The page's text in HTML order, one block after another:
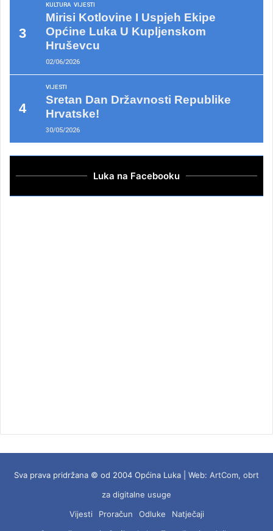
KULTURA VIJESTI
Mirisi Kotlovine I Uspjeh Ekipe
Općine Luka U Kupljenskom
Hruševcu
02/06/2026
VIJESTI
Sretan Dan Državnosti Republike
Hrvatske!
30/05/2026
Luka na Facebooku
Sva prava pridržana © od 2004 Općina Luka | Web: ArtCom, obrt
za digitalne usuge
Vijesti
Proračun Odluke
Natječaji